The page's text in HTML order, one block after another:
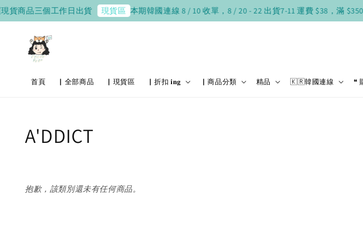
貨商品三個工作日出貨 現貨區 本期韓國連線 8 / 10 收單，8 / 20 - 22 出貨7-11 運費 $38，滿
首頁 ▏全部商品 ▏現貨區 ▏折扣 𝐢𝐧𝐠 ▏商品分類 精品 🇰🇷韓國連線 ❝
A'DDICT
抱歉，該類別還未有任何商品。